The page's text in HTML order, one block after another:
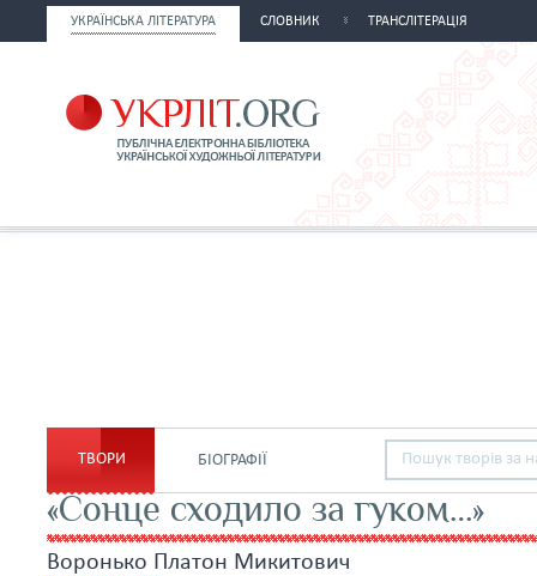
УКРАЇНСЬКА ЛІТЕРАТУРА СЛОВНИК ТРАНСЛІТЕРАЦІЯ
ТВОРИ БІОГРАФІЇ
«Сонце сходило за гуком…»
Воронько Платон Микитович